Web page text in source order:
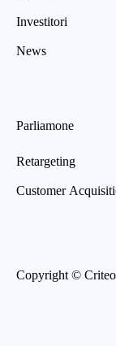
Investitori
News
Parliamone
Retargeting
Customer
Copyright ©